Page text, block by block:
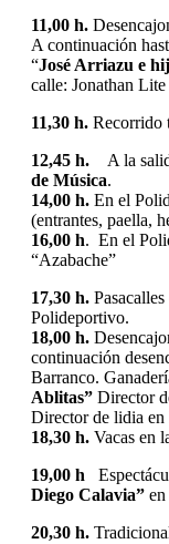
11,00 h.
A continuación
“José Arriazu e
calle: Jonathan Lite
11,30 h. Recorrido
12,45 h. A la
de Música.
14,00 h. En el
(entrantes, paella,
16,00 h. En el
“Azabache”
17,30 h.
Polideportivo.
18,00 h.
continuación
Barranco.
Ablitas” Director
Director de lidia
18,30 h. Vacas en
19,00 h
Diego Calavia”
20,30 h.